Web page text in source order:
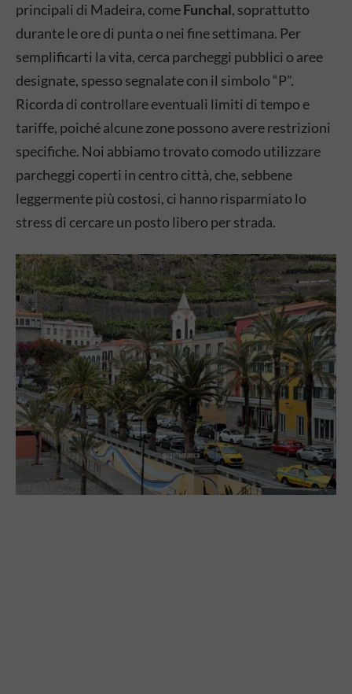
principali di Madeira, comeFunchal, soprattutto
durante le ore di punta o nei fine settimana. Per
semplificarti la vita, cerca parcheggi pubblici o aree
designate, spesso segnalate con il simbolo “P”.
Ricorda di controllare eventuali limiti di tempo e
tariffe, poiché alcune zone possono avere restrizioni
specifiche. Noi abbiamo trovato comodo utilizzare
parcheggi coperti in centro città, che, sebbene
leggermente più costosi, ci hanno risparmiato lo
stress di cercare un posto libero per strada.